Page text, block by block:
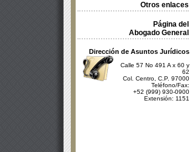
Otros enlaces
Página del
Abogado General
Dirección de Asuntos Jurídicos
Calle 57 No 491 A x 60 y
62
Col. Centro, C.P. 97000
Teléfono/Fax:
+52 (999) 930-0900
Extensión: 1151